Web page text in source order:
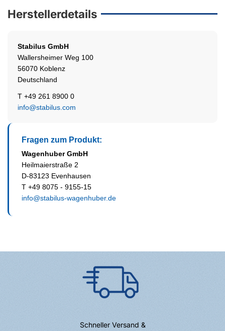
Herstellerdetails
Stabilus GmbH
Wallersheimer Weg 100
56070 Koblenz
Deutschland
T +49 261 8900 0
info@stabilus.com
Fragen zum Produkt:
Wagenhuber GmbH
Heilmaierstraße 2
D-83123 Evenhausen
T +49 8075 - 9155-15
info@stabilus-wagenhuber.de
Schneller Versand &